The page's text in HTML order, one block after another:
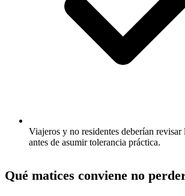
Viajeros y no residentes deberían
antes de asumir tolerancia práctica.
Qué matices conviene no